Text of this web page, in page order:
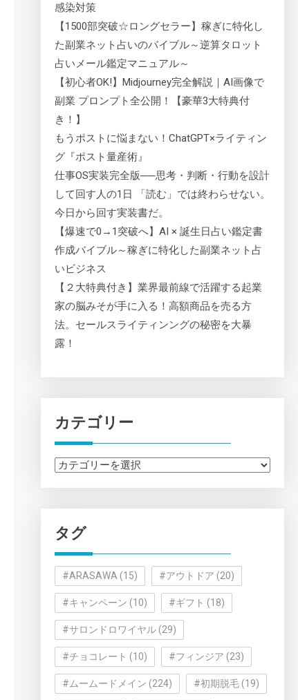
感染対策
【1500部突破☆ロングセラー】稼ぎに特化し
た副業ネット占いのバイブル～逆算タロット
占いメール鑑定マニュアル～
【初心者OK!】Midjourney完全解説｜AI画像で
副業 プロンプト全公開！【豪華3大特典付
き！】
もうポストに悩まない！ChatGPT×ライティン
グ『ポスト量産術』
仕事OS実装完全版──思考・判断・行動を設計
して回す人の1日 「読む」では終わらせない。
今日から回す実装書だ。
【爆速で0→1突破へ】AI × 誕生日占い鑑定書
作成バイブル～稼ぎに特化した副業ネット占
いビジネス
【２大特典付き】業界最前線で活躍する起業
家の脳みそが手に入る！高額商品を売る方
法。セールスライティンングの秘密を大暴
露！
カテゴリー
カ
ー
タグ
#ARASAWA (15) #アウトドア (20)
#キャンペーン (10) #ギフト (18)
#サロンドロワイヤル(29)
#チョコレート (10) #フィンジア (23)
#ムームードメイン (224) #初期脱毛(19)